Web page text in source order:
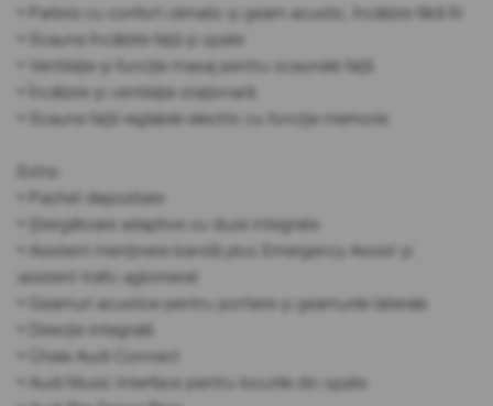
• Parbriz cu confort climatic și geam acustic, încălzire fără fir
• Scaune încălzite față și spate
• Ventilație și funcție masaj pentru scaunele față
• Încălzire și ventilație staționară
• Scaune față reglabile electric cu funcție memorie
Extra:
• Pachet depozitare
• Ștergătoare adaptive cu duze integrate
• Asistent menținere bandă plus Emergency Assist și
asistent trafic aglomerat
• Geamuri acustice pentru portiere și geamurile laterale
• Direcție integrală
• Cheie Audi Connect
• Audi Music Interface pentru locurile din spate